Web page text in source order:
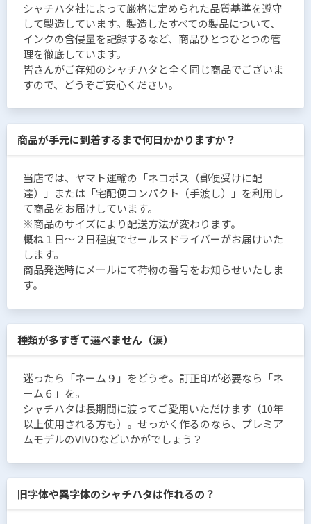
シャチハタ社によって厳格に定められた品質基準を遵守
して製造しています。製造したすべての製品について、
インクの含侵量を記録するなど、商品ひとつひとつの管
理を徹底しています。
皆さんがご存知のシャチハタと全く同じ商品でございま
すので、どうぞご安心ください。
商品が手元に到着するまで何日かかりますか？
当店では、ヤマト運輸の「ネコポス（郵便受けに配
達）」または「宅配便コンパクト（手渡し）」を利用し
て商品をお届けしています。
※商品のサイズにより配送方法が変わります。
概ね１日〜２日程度でセールスドライバーがお届けいた
します。
商品発送時にメールにて荷物の番号をお知らせいたしま
す。
種類が多すぎて選べません（涙）
迷ったら「ネーム９」をどうぞ。訂正印が必要なら「ネ
ーム６」を。
シャチハタは長期間に渡ってご愛用いただけます（10年
以上使用される方も）。せっかく作るのなら、プレミア
ムモデルのVIVOなどいかがでしょう？
旧字体や異字体のシャチハタは作れるの？